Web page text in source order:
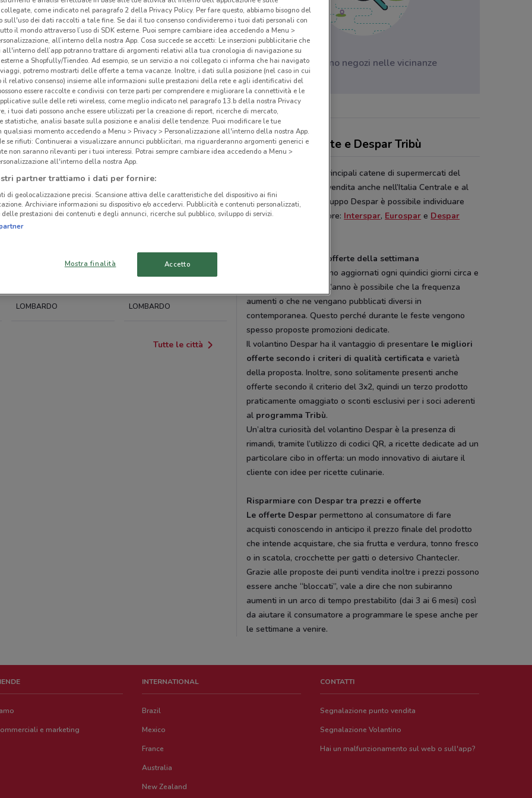
volantini nella tua zona. Riprova più tardi.
SEGRATE MELEGNANO
COLOGNO MONZESE
SESTO SAN
BELLINZAGO
LOMBARDO
MONTANASO
LOMBARDO
Tutte le città
Non ci sono negozi nelle vicinanze
Volantino, offerte e Despar Tribù
è una delle principali catene di supermercati del
Nord Italia, con punti vendita anche nell’Italia Centrale e al
Sud. All’interno del Gruppo Despar è possibile individuare
diverse tipologie di store: Interspar, Eurospar e Despar
Volantino Despar e offerte della settimana
sono aggiornati ogni quindici giorni circa e
in base al periodo dell’anno è possibile che la frequenza
aumenti o che ne vengano pubblicati diversi in
contemporanea. Questo perché durante le feste vengono
spesso proposte promozioni dedicate.
Il volantino Despar ha il vantaggio di presentare le migliori
offerte secondo i criteri di qualità certificata e varietà
della proposta. Inoltre, sono solitamente presenti anche
offerte secondo il criterio del 3x2, quindi un terzo prodotto
praticamente omaggiato o sconti esclusivi per i soci aderenti
al programma Tribù.
Un’altra curiosità del volantino Despar è la presenza di
rimandi, tramite l’utilizzo di codici QR, a ricette dedicate ad un
particolare cibo in offerta: un modo innovativo di aiutare il
cliente con idee per ricette culinarie.
Risparmiare con Despar tra prezzi e offerte
Le offerte Despar permettono al consumatore di fare
acquisti conoscendo in anticipo il prezzo finale del prodotto
che intende acquistare, che sia frutta e verdura, tonno fresco
o in scatola, crocchette per gatti o detersivo Chantecler.
Grazie alle proposte dei punti vendita inoltre i prezzi possono
essere anche “bloccati”, vale a dire che non subiranno
aumenti in un arco di tempo prestabilito (dai 3 ai 6 mesi) così
da aiutare il consumatore a programmare le spese anche per
le settimane a venire.
e marketing
INTERNATIONAL
Brazil
Mexico
France
Australia
New Zealand
CONTATTI
Segnalazione punto vendita
Segnalazione Volantino
Hai un malfunzionamento sul web o sull'app?
come indicato nel paragrafo 2 della Privacy Policy. Per fare questo, abbiamo bisogno del
sull'uso dei dati raccolti a tale fine. Se dai il tuo consenso condivideremo i tuoi dati personali con
il mondo attraverso l’uso di SDK esterne. Puoi sempre cambiare idea accedendo a Menu >
all’interno della nostra App. Cosa succede se accetti: Le inserzioni pubblicitarie che
all'interno dell’app potranno trattare di argomenti relativi alla tua cronologia di navigazione su
a Shopfully/Tiendeo. Ad esempio, se un servizio a noi collegato ci informa che hai navigato
potremo mostrarti delle offerte a tema vacanze. Inoltre, i dati sulla posizione (nel caso in cui
il relativo consenso) insieme alle informazioni sulle prestazioni della rete e agli identificativi del
essere raccolte e condivisi con terze parti per comprendere e migliorare la connettività e le
sulle delle reti wireless, come meglio indicato nel paragrafo 13.b della nostra Privacy
i tuoi dati possono anche essere utilizzati per la creazione di report, ricerche di mercato,
statistiche, analisi basate sulla posizione e analisi delle tendenze. Puoi modificare le tue
qualsiasi momento accedendo a Menu > Privacy > Personalizzazione all'interno della nostra App.
se rifiuti: Continuerai a visualizzare annunci pubblicitari, ma riguarderanno argomenti generici e
non saranno rilevanti per i tuoi interessi. Potrai sempre cambiare idea accedendo a Menu >
all'interno della nostra App.
partner trattiamo i dati per fornire:
di geolocalizzazione precisi. Scansione attiva delle caratteristiche del dispositivo ai fini
Archiviare informazioni su dispositivo e/o accedervi. Pubblicità e contenuti personalizzati,
prestazioni dei contenuti e degli annunci, ricerche sul pubblico, sviluppo di servizi.
Mostra finalità Accetto